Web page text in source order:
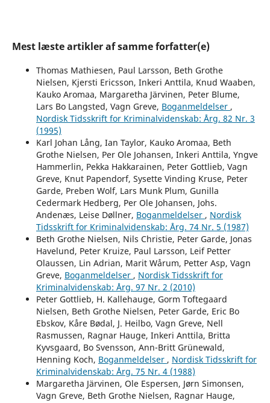
Mest læste artikler af samme forfatter(e)
Thomas Mathiesen, Paul Larsson, Beth Grothe
Nielsen, Kjersti Ericsson, Inkeri Anttila, Knud Waaben,
Kauko Aromaa, Margaretha Järvinen, Peter Blume,
Lars Bo Langsted, Vagn Greve, Boganmeldelser ,
Nordisk Tidsskrift for Kriminalvidenskab: Årg. 82 Nr. 3
(1995)
Karl Johan Lång, Ian Taylor, Kauko Aromaa, Beth
Grothe Nielsen, Per Ole Johansen, Inkeri Anttila, Yngve
Hammerlin, Pekka Hakkarainen, Peter Gottlieb, Vagn
Greve, Knut Papendorf, Sysette Vinding Kruse, Peter
Garde, Preben Wolf, Lars Munk Plum, Gunilla
Cedermark Hedberg, Per Ole Johansen, Johs.
Andenæs, Leise Døllner, Boganmeldelser , Nordisk
Tidsskrift for Kriminalvidenskab: Årg. 74 Nr. 5 (1987)
Beth Grothe Nielsen, Nils Christie, Peter Garde, Jonas
Havelund, Peter Kruize, Paul Larsson, Leif Petter
Olaussen, Lin Adrian, Marit Wårum, Petter Asp, Vagn
Greve, Boganmeldelser , Nordisk Tidsskrift for
Kriminalvidenskab: Årg. 97 Nr. 2 (2010)
Peter Gottlieb, H. Kallehauge, Gorm Toftegaard
Nielsen, Beth Grothe Nielsen, Peter Garde, Eric Bo
Ebskov, Kåre Bødal, J. Heilbo, Vagn Greve, Nell
Rasmussen, Ragnar Hauge, Inkeri Anttila, Britta
Kyvsgaard, Bo Svensson, Ann-Britt Grünewald,
Henning Koch, Boganmeldelser , Nordisk Tidsskrift for
Kriminalvidenskab: Årg. 75 Nr. 4 (1988)
Margaretha Järvinen, Ole Espersen, Jørn Simonsen,
Vagn Greve, Beth Grothe Nielsen, Ragnar Hauge,